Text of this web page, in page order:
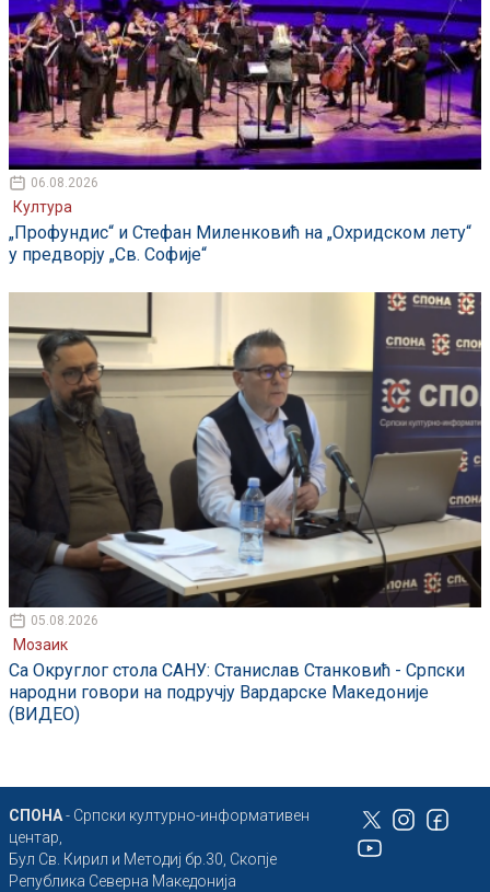
06.08.2026
Култура
„Профундис“ и Стефан Миленковић на „Охридском лету“
у предворју „Св. Софије“
05.08.2026
Мозаик
Са Округлог стола САНУ: Станислав Станковић - Српски
народни говори на подручју Вардарске Македоније
(ВИДЕО)
СПОНА- Српски културно-информативен
центар,
Бул Св. Кирил и Методиј бр.30, Скопје
Република Северна Македонија